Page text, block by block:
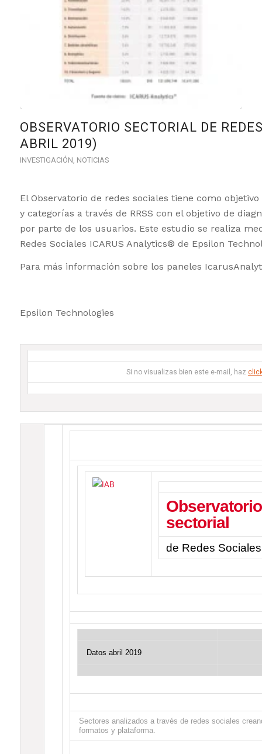
OBSERVATORIO SECTORIAL DE
ABRIL 2019)
INVESTIGACIÓN NOTICIAS
El Observatorio de redes sociales tiene como
y categorías a través de RRSS con el objetivo de
por parte de los usuarios. Este estudio se realiza
Redes Sociales ICARUS Analytics® de Epsilon
Para más información sobre los paneles
Epsilon Technologies
Si no visualizas bien este e-mail, haz
Observatorio
sectorial
de Redes Sociales
Datos abril 2019
Sectores analizados a través de redes sociales
formatos y plataforma.